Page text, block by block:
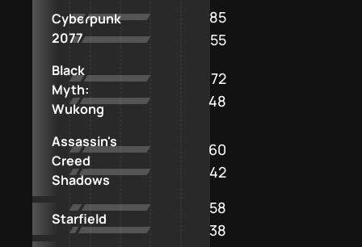
Cyberpunk
2077
85
55
Black
Myth:
Wukong
72
48
Assassin's
Creed
Shadows
60
42
Starfield
58
38